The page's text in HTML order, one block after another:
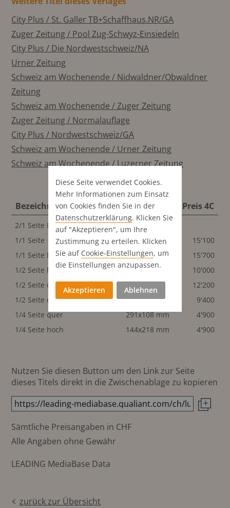
City Plus / St. Galler TB+Schaffhaus.NR/GA
Zuger Zeitung / Pool Zug-Schwyz-Einsiedeln
City Plus / Die Nordwestschweiz/NA
Urner Zeitung
Schweiz am Wochenende / Nidwaldner/Obwaldner
Zeitung
Schweiz am Wochenende / Zuger Zeitung
Zuger Zeitung / Normalauflage
City Plus / Nordwestschweiz/GA
Schweiz am Wochenende / Urner Zeitung
Schweiz am Wochenende / Luzerner Zeitung
Bezeichnung Format Preis 4C
2/1 Seite Panorama
611x440 mm
1/1 Seite
291x440 mm
15'100
1/1 Seite Publi-Reportage
291x440 mm
15'700
1/2 Seite Publi-Rep. quer
291x218 mm
10'000
1/2 Seite quer
291x218 mm
12'200
1/2 Seite quer
291x218 mm
9'400
1/4 Seite quer
291x108 mm
4'900
1/4 Seite hoch
144x218 mm 4'900
Nutzen Sie diesen Button um den Link zur Seite
dieses Titels direkt in die Zwischenablage zu kopieren
Sämtliche Preisangaben in CHF
Alle Angaben ohne Gewähr
LEADING MediaBase Data
zurück zur Übersicht
Diese Seite verwendet Cookies.
Mehr Informationen zum Einsatz
von Cookies finden Sie in der
Datenschutz­erklärung. Klicken Sie
auf "Akzeptieren", um Ihre
Zustimmung zu erteilen. Klicken
Sie auf Cookie-Einstellungen, um
die Einstellungen anzupassen.
Akzeptieren Ablehnen